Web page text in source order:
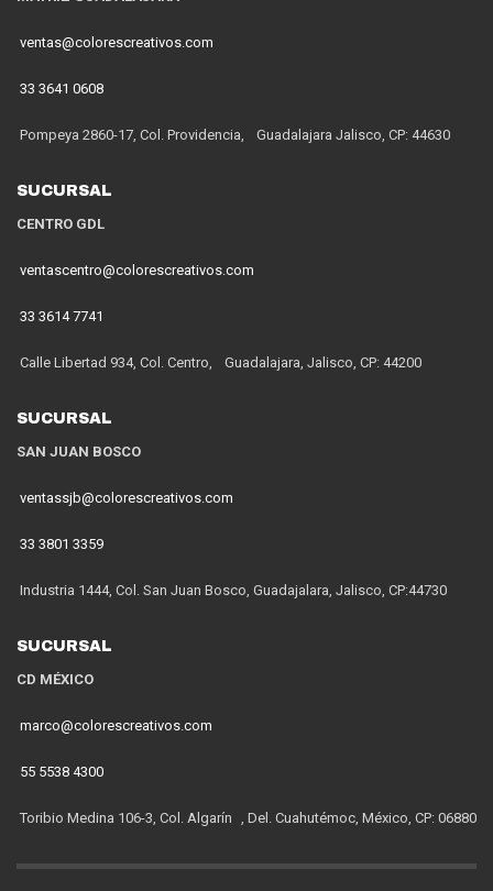
ventas@colorescreativos.com
33 3641 0608
Pompeya 2860-17, Col. Providencia, Guadalajara Jalisco, CP: 44630
SUCURSAL
CENTRO GDL
ventascentro@colorescreativos.com
33 3614 7741
Calle Libertad 934, Col. Centro, Guadalajara, Jalisco, CP: 44200
SUCURSAL
SAN JUAN BOSCO
ventassjb@colorescreativos.com
33 3801 3359
Industria 1444, Col. San Juan Bosco, Guadajalara, Jalisco, CP:44730
SUCURSAL
CD MÉXICO
marco@colorescreativos.com
55 5538 4300
Toribio Medina 106-3, Col. Algarín , Del. Cuahutémoc, México, CP: 06880